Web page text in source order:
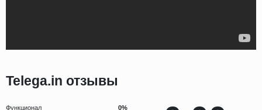
Telega.in отзывы
Функционал